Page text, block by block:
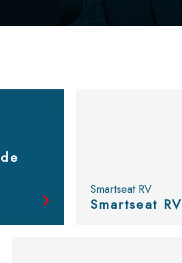
Smartseat RV
Smartseat RV